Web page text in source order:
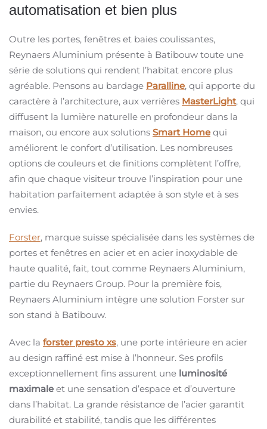
automatisation et bien plus
Outre les portes, fenêtres et baies coulissantes,
Reynaers Aluminium présente à Batibouw toute une
série de solutions qui rendent l’habitat encore plus
agréable. Pensons au bardage Paralline, qui apporte du
caractère à l’architecture, aux verrières MasterLight, qui
diffusent la lumière naturelle en profondeur dans la
maison, ou encore aux solutions Smart Homequi
améliorent le confort d’utilisation. Les nombreuses
options de couleurs et de finitions complètent l’offre,
afin que chaque visiteur trouve l’inspiration pour une
habitation parfaitement adaptée à son style et à ses
envies.
Forster, marque suisse spécialisée dans les systèmes de
portes et fenêtres en acier et en acier inoxydable de
haute qualité, fait, tout comme Reynaers Aluminium,
partie du Reynaers Group. Pour la première fois,
Reynaers Aluminium intègre une solution Forster sur
son stand à Batibouw.
Avec la forster presto xs, une porte intérieure en acier
au design raffiné est mise à l’honneur. Ses profils
exceptionnellement fins assurent une luminosité
maximale et une sensation d’espace et d’ouverture
dans l’habitat. La grande résistance de l’acier garantit
durabilité et stabilité, tandis que les différentes